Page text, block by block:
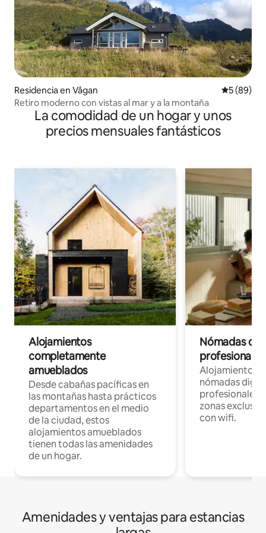
Residencia en Vågan
5 (89)
Retiro moderno con vistas al mar y a la montaña
La comodidad de un hogar y unos
precios mensuales fantásticos
Alojamientos
completamente
amueblados
Desde cabañas pacíficas en
las montañas hasta prácticos
departamentos en el medio
de la ciudad, estos
alojamientos amueblados
tienen todas las amenidades
de un hogar.
Nómadas
Alojamientos
nómadas
profesionales
zonas
con wifi.
Amenidades y ventajas para estancias